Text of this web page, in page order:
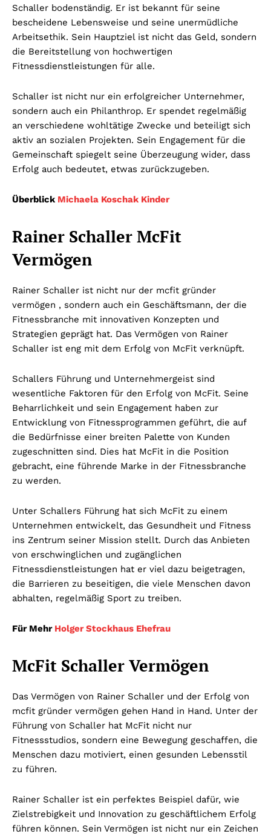
Schaller bodenständig. Er ist bekannt für seine
bescheidene Lebensweise und seine unermüdliche
Arbeitsethik. Sein Hauptziel ist nicht das Geld, sondern
die Bereitstellung von hochwertigen
Fitnessdienstleistungen für alle.
Schaller ist nicht nur ein erfolgreicher Unternehmer,
sondern auch ein Philanthrop. Er spendet regelmäßig
an verschiedene wohltätige Zwecke und beteiligt sich
aktiv an sozialen Projekten. Sein Engagement für die
Gemeinschaft spiegelt seine Überzeugung wider, dass
Erfolg auch bedeutet, etwas zurückzugeben.
Überblick Michaela Koschak Kinder
Rainer Schaller McFit
Vermögen
Rainer Schaller ist nicht nur der mcfit gründer
vermögen , sondern auch ein Geschäftsmann, der die
Fitnessbranche mit innovativen Konzepten und
Strategien geprägt hat. Das Vermögen von Rainer
Schaller ist eng mit dem Erfolg von McFit verknüpft.
Schallers Führung und Unternehmergeist sind
wesentliche Faktoren für den Erfolg von McFit. Seine
Beharrlichkeit und sein Engagement haben zur
Entwicklung von Fitnessprogrammen geführt, die auf
die Bedürfnisse einer breiten Palette von Kunden
zugeschnitten sind. Dies hat McFit in die Position
gebracht, eine führende Marke in der Fitnessbranche
zu werden.
Unter Schallers Führung hat sich McFit zu einem
Unternehmen entwickelt, das Gesundheit und Fitness
ins Zentrum seiner Mission stellt. Durch das Anbieten
von erschwinglichen und zugänglichen
Fitnessdienstleistungen hat er viel dazu beigetragen,
die Barrieren zu beseitigen, die viele Menschen davon
abhalten, regelmäßig Sport zu treiben.
Für Mehr Holger Stockhaus Ehefrau
McFit Schaller Vermögen
Das Vermögen von Rainer Schaller und der Erfolg von
mcfit gründer vermögen gehen Hand in Hand. Unter der
Führung von Schaller hat McFit nicht nur
Fitnessstudios, sondern eine Bewegung geschaffen, die
Menschen dazu motiviert, einen gesunden Lebensstil
zu führen.
Rainer Schaller ist ein perfektes Beispiel dafür, wie
Zielstrebigkeit und Innovation zu geschäftlichem Erfolg
führen können. Sein Vermögen ist nicht nur ein Zeichen